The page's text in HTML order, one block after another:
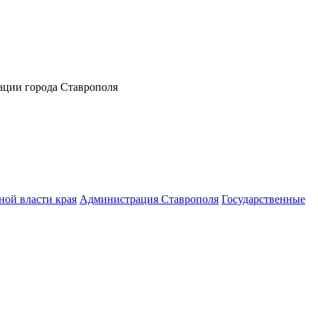
города Ставрополя
власти края Администрация Ставрополя Государственные